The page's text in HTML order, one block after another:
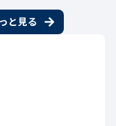
と見る